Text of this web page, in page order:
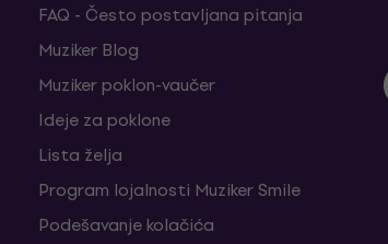
FAQ - Često postavljana pitanja
Muziker Blog
Muziker poklon-vaučer
Ideje za poklone
Lista želja
Program lojalnosti Muziker Smile
Podešavanje kolačića